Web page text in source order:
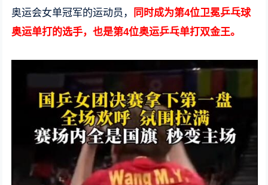
奥运会女单冠军的运动员，
同时成为第4位卫冕乒乓球
奥运单打的选手，也是第4位奥运乒乓单打双金王。